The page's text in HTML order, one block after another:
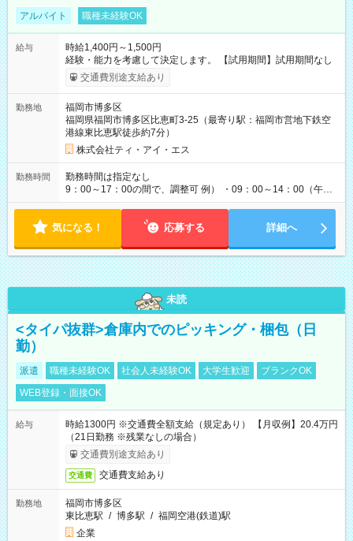
アルバイト 職種未経験OK
給与
時給1,400円～1,500円
経験・能力を考慮して決定します。 【試用期間】試用期間なし
交通費別途支給あり
勤務地
福岡市博多区
福岡県福岡市博多区比恵町3-25（最寄り駅：福岡市営地下鉄空
港線東比恵駅徒歩約7分）
株式会社ティ・アイ・エス
勤務時間
勤務時間は指定なし
9：00～17：00の間で、調整可 例） ・09：00～14：00（午後
からは家事に） ・10：00～16：00（朝はゆっくりスタート）
勤務で、ご希望に合わせて調整します。 ◎今週は子供の行事
気になる！ 応募する 詳細へ
未読
<タイパ抜群>倉庫内でのピッキング・梱包（日
勤）
派遣 職種未経験OK 社会人未経験OK 大学生歓迎
ブランクOK
WEB登録・面接OK
給与
時給1300円 ※交通費全額支給（規定あり） 【月収例】20.4万円
（21日勤務 ※残業なしの場合）
交通費別途支給あり
交通費 交通費支給あり
勤務地
福岡市博多区
東比恵駅 / 博多駅 / 福岡空港(鉄道)駅
企業